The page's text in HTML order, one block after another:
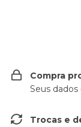
Compra
Seus
Trocas e